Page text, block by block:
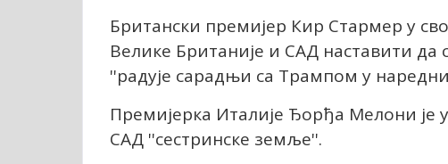
Британски премијер Кир Стармер у
Велике Британије и САД наставити да
''радује сарадњи са Трампом у
Премијерка Италије Ђорђа Мелони је
САД ''сестринске земље''.